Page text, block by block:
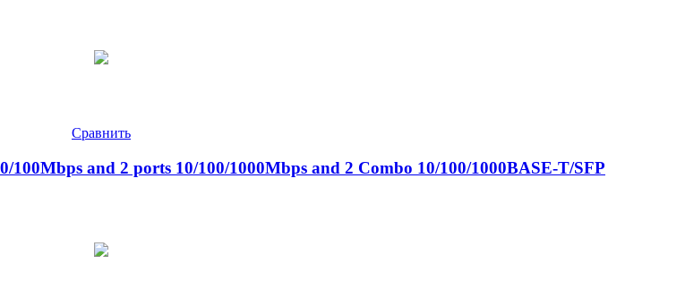
Сравнить
and 2 ports 10/100/1000Mbps and 2 Combo 10/100/1000BASE-T/SFP